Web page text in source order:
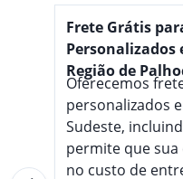
Frete Grátis
Personalizados
Região de
Oferecemos
personalizados
Sudeste,
permite que
no custo de